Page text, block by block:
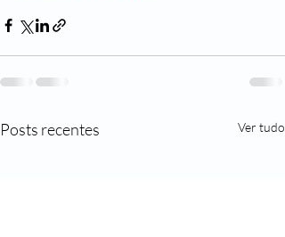
Posts recentes Ver tudo